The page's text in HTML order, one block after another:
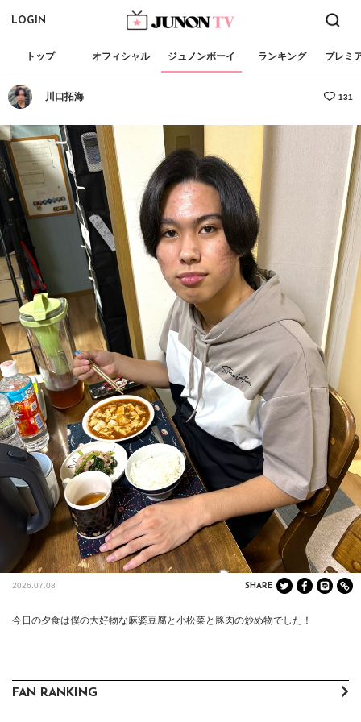
LOGIN
トップ オフィシャル ジュノンボーイ ランキング プレミ
川口拓海 131
2026.07.08 SHARE
今日の夕食は僕の大好物な麻婆豆腐と小松菜と豚肉の炒め物でした！
FAN RANKING